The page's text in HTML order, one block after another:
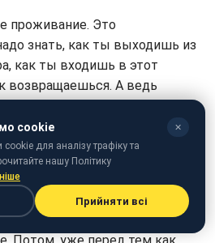
проживание. Это
знать, как ты выходишь из
как ты входишь в этот
возвращаешься. А ведь
– это очень
тех, кто с этим играет.
"Господь Бог научил нас,
нас жить".
рукописи, почему Кафка,
им казалось – создали
cookie ✕
для аналізу трафіку та
нашу Політику
Прийняти всі